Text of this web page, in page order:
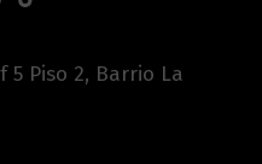
5 Piso 2, Barrio La